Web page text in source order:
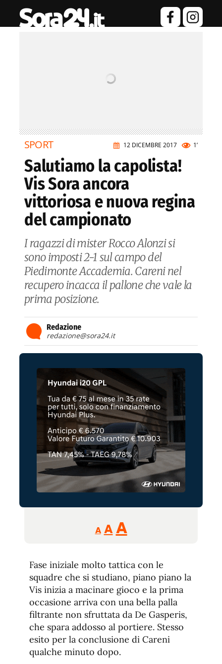
12 DICEMBRE 2017 1’
SPORT
Salutiamo la capolista!
Vis Sora ancora
vittoriosa e nuova regina
del campionato
I ragazzi di mister Rocco Alonzi si
sono imposti 2-1 sul campo del
Piedimonte Accademia. Careni nel
recupero incacca il pallone che vale la
prima posizione.
Redazione
redazione@sora24.it
A
Reducir
tamaño
A Restablecer
tamaño
de
fuente
AAumentar
de
fuente.
Fase iniziale molto tattica con le
squadre che si studiano, piano piano la
Vis inizia a macinare gioco e la prima
occasione arriva con una bella palla
filtrante non sfruttata da De Gasperis,
che spara addosso al portiere. Stesso
esito per la conclusione di Careni
qualche minuto dopo.